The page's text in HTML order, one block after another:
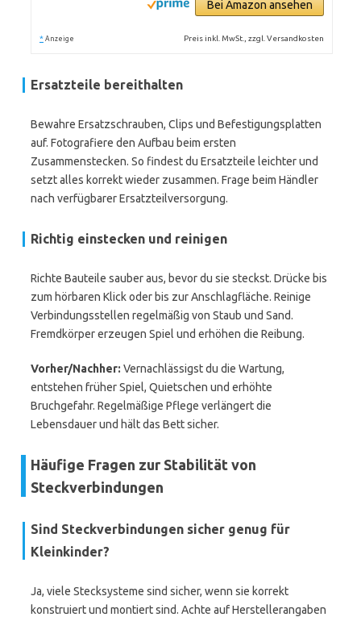
Bei Amazon ansehen
* Anzeige Preis inkl. MwSt., zzgl. Versandkosten
Ersatzteile bereithalten
Bewahre Ersatzschrauben, Clips und Befestigungsplatten
auf. Fotografiere den Aufbau beim ersten
Zusammenstecken. So findest du Ersatzteile leichter und
setzt alles korrekt wieder zusammen. Frage beim Händler
nach verfügbarer Ersatzteilversorgung.
Richtig einstecken und reinigen
Richte Bauteile sauber aus, bevor du sie steckst. Drücke bis
zum hörbaren Klick oder bis zur Anschlagfläche. Reinige
Verbindungsstellen regelmäßig von Staub und Sand.
Fremdkörper erzeugen Spiel und erhöhen die Reibung.
Vorher/Nachher: Vernachlässigst du die Wartung,
entstehen früher Spiel, Quietschen und erhöhte
Bruchgefahr. Regelmäßige Pflege verlängert die
Lebensdauer und hält das Bett sicher.
Häufige Fragen zur Stabilität von
Steckverbindungen
Sind Steckverbindungen sicher genug für
Kleinkinder?
Ja, viele Stecksysteme sind sicher, wenn sie korrekt
konstruiert und montiert sind. Achte auf Herstellerangaben